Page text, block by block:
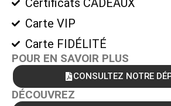
Carte VIP
Carte FIDÉLITÉ
POUR EN SAVOIR PLUS
CONSULTEZ NOTRE
DÉCOUVREZ